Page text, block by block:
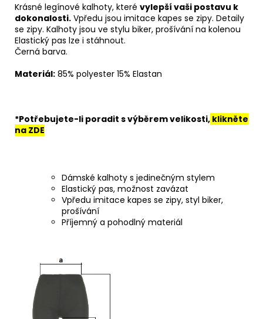
Krásné legínové kalhoty, které vylepší vaši postavu k
dokonalosti. Vpředu jsou imitace kapes se zipy. Detaily
se zipy. Kalhoty jsou ve stylu biker, prošívání na kolenou
Elastický pas lze i stáhnout.
Černá barva.
Materiál: 85% polyester 15% Elastan
*Potřebujete-li poradit s výběrem velikosti, klikněte
na ZDE
Dámské kalhoty s jedinečným stylem
Elastický pas, možnost zavázat
Vpředu imitace kapes se zipy, styl biker,
prošívání
Příjemný a pohodlný materiál